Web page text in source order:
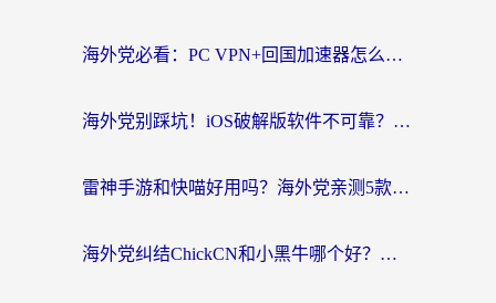
海外党必看：PC VPN+回国加速器怎么选？无缝访问国内资源全攻略
海外党别踩坑！iOS破解版软件不可靠？教你选对回国加速器无缝看国内资源
雷神手游和快喵好用吗？海外党亲测5款回国加速器，附斧牛Bling对比+微信视频号解决办法
海外党纠结ChickCN和小黑牛哪个好？一篇帮你选对回国加速器的实用指南